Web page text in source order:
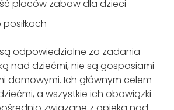
placów zabaw dla dzieci
odpowiedzialne za zadania
nad dziećmi, nie są gosposiami
domowymi. Ich głównym celem
a wszystkie ich obowiązki